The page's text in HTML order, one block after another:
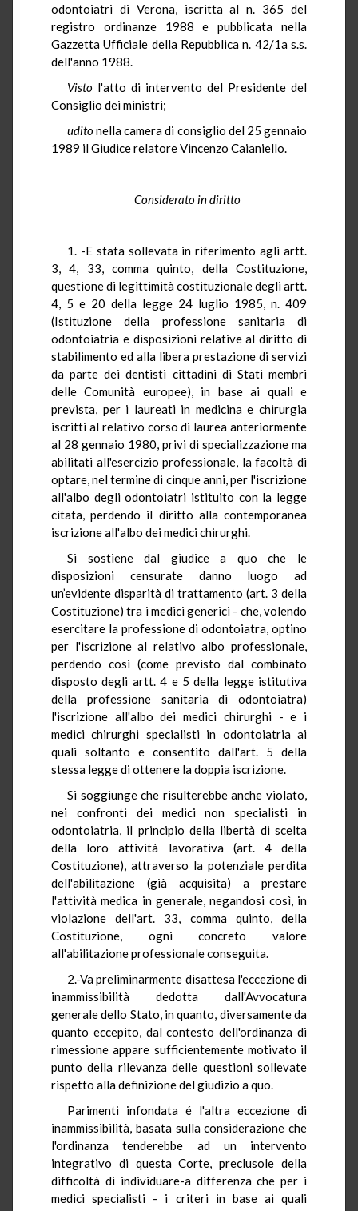
odontoiatri di Verona, iscritta al n. 365 del
registro ordinanze 1988 e pubblicata nella
Gazzetta Ufficiale della Repubblica n. 42/1a s.s.
dell'anno 1988.
Visto l'atto di intervento del Presidente del
Consiglio dei ministri;
uditonella camera di consiglio del 25 gennaio
1989 il Giudice relatore Vincenzo Caianiello.
Considerato in diritto
1. -E stata sollevata in riferimento agli artt.
3, 4, 33, comma quinto, della Costituzione,
questione di legittimità costituzionale degli artt.
4, 5 e 20 della legge 24 luglio 1985, n. 409
(Istituzione della professione sanitaria di
odontoiatria e disposizioni relative al diritto di
stabilimento ed alla libera prestazione di servizi
da parte dei dentisti cittadini di Stati membri
delle Comunità europee), in base ai quali e
prevista, per i laureati in medicina e chirurgia
iscritti al relativo corso di laurea anteriormente
al 28 gennaio 1980, privi di specializzazione ma
abilitati all'esercizio professionale, la facoltà di
optare, nel termine di cinque anni, per l'iscrizione
all'albo degli odontoiatri istituito con la legge
citata, perdendo il diritto alla contemporanea
iscrizione all'albo dei medici chirurghi.
Si sostiene dal giudice a quo che le
disposizioni censurate danno luogo ad
un’evidente disparità di trattamento (art. 3 della
Costituzione) tra i medici generici - che, volendo
esercitare la professione di odontoiatra, optino
per l'iscrizione al relativo albo professionale,
perdendo cosi (come previsto dal combinato
disposto degli artt. 4 e 5 della legge istitutiva
della professione sanitaria di odontoiatra)
l'iscrizione all'albo dei medici chirurghi - e i
medici chirurghi specialisti in odontoiatria ai
quali soltanto e consentito dall'art. 5 della
stessa legge di ottenere la doppia iscrizione.
Si soggiunge che risulterebbe anche violato,
nei confronti dei medici non specialisti in
odontoiatria, il principio della libertà di scelta
della loro attività lavorativa (art. 4 della
Costituzione), attraverso la potenziale perdita
dell'abilitazione (già acquisita) a prestare
l'attività medica in generale, negandosi così, in
violazione dell'art. 33, comma quinto, della
Costituzione, ogni concreto valore
all'abilitazione professionale conseguita.
2.-Va preliminarmente disattesa l'eccezione di
inammissibilità dedotta dall'Avvocatura
generale dello Stato, in quanto, diversamente da
quanto eccepito, dal contesto dell'ordinanza di
rimessione appare sufficientemente motivato il
punto della rilevanza delle questioni sollevate
rispetto alla definizione del giudizio a quo.
Parimenti infondata é l'altra eccezione di
inammissibilità, basata sulla considerazione che
l'ordinanza tenderebbe ad un intervento
integrativo di questa Corte, preclusole della
difficoltà di individuare-a differenza che per i
medici specialisti - i criteri in base ai quali